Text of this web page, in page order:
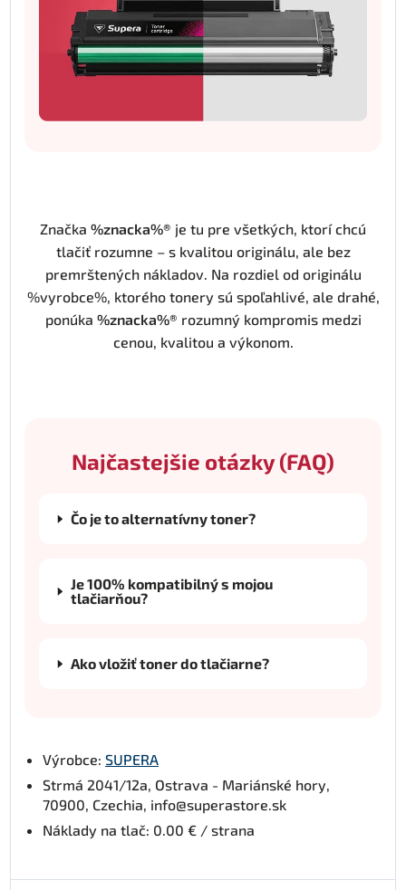
Značka %znacka%® je tu pre všetkých, ktorí chcú
tlačiť rozumne – s kvalitou originálu, ale bez
premrštených nákladov. Na rozdiel od originálu
%vyrobce%, ktorého tonery sú spoľahlivé, ale drahé,
ponúka %znacka%® rozumný kompromis medzi
cenou, kvalitou a výkonom.
Najčastejšie otázky (FAQ)
Čo je to alternatívny toner?
Je 100% kompatibilný s mojou
tlačiarňou?
Ako vložiť toner do tlačiarne?
Výrobce: SUPERA
Strmá 2041/12a, Ostrava - Mariánské hory,
70900, Czechia, info@superastore.sk
Náklady na tlač: 0.00 € / strana